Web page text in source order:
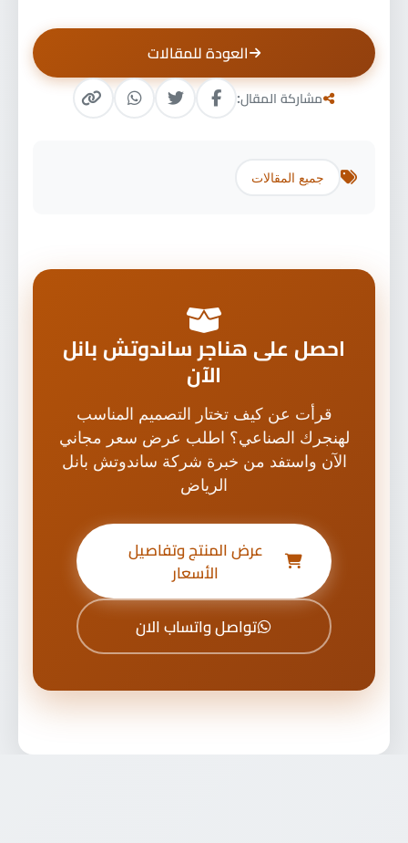
العودة للمقالات
مشاركة المقال:
جميع المقالات
احصل على هناجر ساندوتش بانل
الآن
قرأت عن كيف تختار التصميم المناسب
لهنجرك الصناعي؟ اطلب عرض سعر مجاني
الآن واستفد من خبرة شركة ساندوتش بانل
الرياض
عرض المنتج وتفاصيل
الأسعار
تواصل واتساب الان